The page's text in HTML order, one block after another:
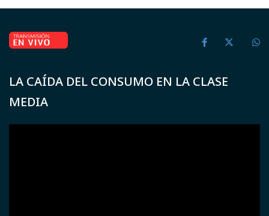
LA CAÍDA DEL CONSUMO EN LA CLASE
MEDIA